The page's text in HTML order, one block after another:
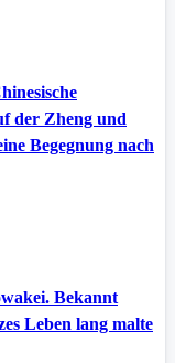
der Zheng und
Begegnung nach
Bekannt
Leben lang malte